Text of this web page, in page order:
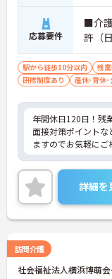
応募要件
■介
許（
駅から徒歩10分以内 残
研修制度あり
産休･育休
年間休日120日！残
面接対策ポイントな
ますのでお気軽にご
詳細を
訪問介護
社会福祉法人横浜博萌